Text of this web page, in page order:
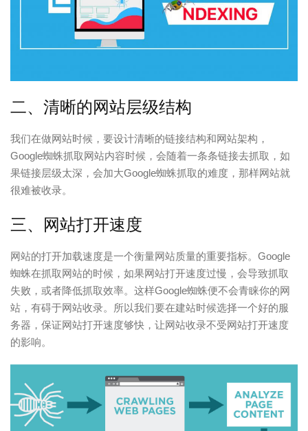
二、清晰的网站层级结构
我们在做网站时候，要设计清晰的链接结构和网站架构，
Google蜘蛛抓取网站内容时候，会随着一条条链接去抓取，如
果链接层级太深，会加大Google蜘蛛抓取的难度，那样网站就
很难被收录。
三、网站打开速度
网站的打开加载速度是一个衡量网站质量的重要指标。Google
蜘蛛在抓取网站的时候，如果网站打开速度过慢，会导致抓取
失败，或者降低抓取效率。这样Google蜘蛛便不会青睐你的网
站，有碍于网站收录。所以我们要在建站时候选择一个好的服
务器，保证网站打开速度够快，让网站收录不受网站打开速度
的影响。